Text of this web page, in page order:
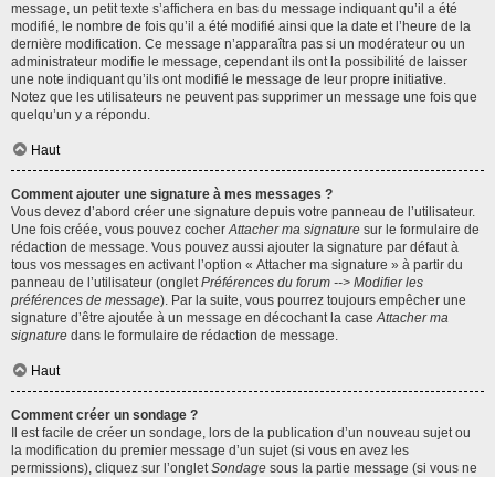
message, un petit texte s’affichera en bas du message indiquant qu’il a été
modifié, le nombre de fois qu’il a été modifié ainsi que la date et l’heure de la
dernière modification. Ce message n’apparaîtra pas si un modérateur ou un
administrateur modifie le message, cependant ils ont la possibilité de laisser
une note indiquant qu’ils ont modifié le message de leur propre initiative.
Notez que les utilisateurs ne peuvent pas supprimer un message une fois que
quelqu’un y a répondu.
Haut
Comment ajouter une signature à mes messages ?
Vous devez d’abord créer une signature depuis votre panneau de l’utilisateur.
Une fois créée, vous pouvez cocherAttacher ma signature sur le formulaire de
rédaction de message. Vous pouvez aussi ajouter la signature par défaut à
tous vos messages en activant l’option « Attacher ma signature » à partir du
panneau de l’utilisateur (ongletPréférences du forum --> Modifier les
préférences de message). Par la suite, vous pourrez toujours empêcher une
signature d’être ajoutée à un message en décochant la caseAttacher ma
signature dans le formulaire de rédaction de message.
Haut
Comment créer un sondage ?
Il est facile de créer un sondage, lors de la publication d’un nouveau sujet ou
la modification du premier message d’un sujet (si vous en avez les
permissions), cliquez sur l’ongletSondage sous la partie message (si vous ne